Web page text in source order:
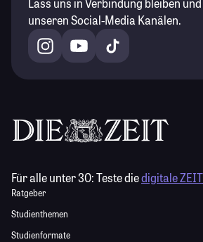
Lass uns in Verbindung bleiben
unseren Social-Media Kanälen.
Für alle unter 30:Teste diedigitale ZEIT
Ratgeber
Studienthemen
Studienformate